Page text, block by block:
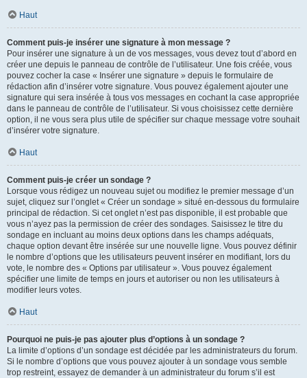
Haut
Comment puis-je insérer une signature à mon message ?
Pour insérer une signature à un de vos messages, vous devez tout d’abord en
créer une depuis le panneau de contrôle de l’utilisateur. Une fois créée, vous
pouvez cocher la case « Insérer une signature » depuis le formulaire de
rédaction afin d’insérer votre signature. Vous pouvez également ajouter une
signature qui sera insérée à tous vos messages en cochant la case appropriée
dans le panneau de contrôle de l’utilisateur. Si vous choisissez cette dernière
option, il ne vous sera plus utile de spécifier sur chaque message votre souhait
d’insérer votre signature.
Haut
Comment puis-je créer un sondage ?
Lorsque vous rédigez un nouveau sujet ou modifiez le premier message d’un
sujet, cliquez sur l’onglet « Créer un sondage » situé en-dessous du formulaire
principal de rédaction. Si cet onglet n’est pas disponible, il est probable que
vous n’ayez pas la permission de créer des sondages. Saisissez le titre du
sondage en incluant au moins deux options dans les champs adéquats,
chaque option devant être insérée sur une nouvelle ligne. Vous pouvez définir
le nombre d’options que les utilisateurs peuvent insérer en modifiant, lors du
vote, le nombre des « Options par utilisateur ». Vous pouvez également
spécifier une limite de temps en jours et autoriser ou non les utilisateurs à
modifier leurs votes.
Haut
Pourquoi ne puis-je pas ajouter plus d’options à un sondage ?
La limite d’options d’un sondage est décidée par les administrateurs du forum.
Si le nombre d’options que vous pouvez ajouter à un sondage vous semble
trop restreint, essayez de demander à un administrateur du forum s’il est